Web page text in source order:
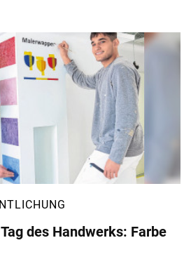
Tag des Handwerks: Farbe